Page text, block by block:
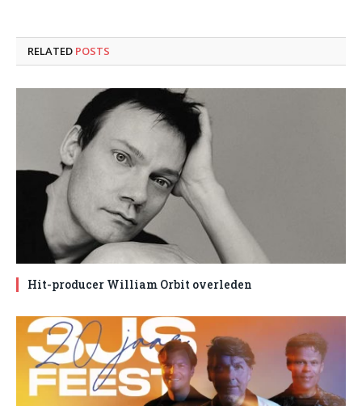
RELATED POSTS
Hit-producer William Orbit overleden